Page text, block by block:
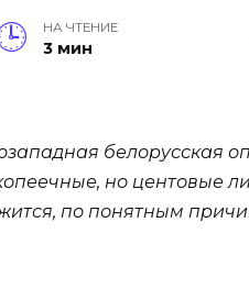
НА ЧТЕНИЕ
3 мин
белорусская
но центовые
по понятным